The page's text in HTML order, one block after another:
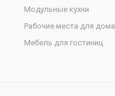
Модульные кухни
Рабочие места для дома
Мебель для гостиниц